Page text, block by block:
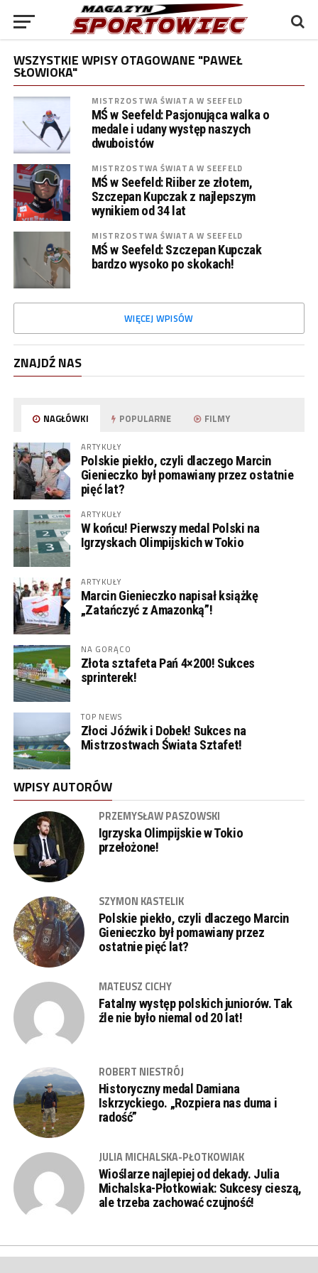
WSZYSTKIE WPISY OTAGOWANE "PAWEŁ
SŁOWIOKA"
MISTRZOSTWA ŚWIATA W SEEFELD
MŚ w Seefeld: Pasjonująca walka o
medale i udany występ naszych
dwuboistów
MISTRZOSTWA ŚWIATA W SEEFELD
MŚ w Seefeld: Riiber ze złotem,
Szczepan Kupczak z najlepszym
wynikiem od 34 lat
MISTRZOSTWA ŚWIATA W SEEFELD
MŚ w Seefeld: Szczepan Kupczak
bardzo wysoko po skokach!
WIĘCEJ WPISÓW
ZNAJDŹ NAS
NAGŁÓWKI POPULARNE FILMY
ARTYKUŁY
Polskie piekło, czyli dlaczego Marcin
Gienieczko był pomawiany przez ostatnie
pięć lat?
ARTYKUŁY
W końcu! Pierwszy medal Polski na
Igrzyskach Olimpijskich w Tokio
ARTYKUŁY
Marcin Gienieczko napisał książkę
„Zatańczyć z Amazonką”!
NA GORĄCO
Złota sztafeta Pań 4×200! Sukces
sprinterek!
TOP NEWS
Złoci Jóźwik i Dobek! Sukces na
Mistrzostwach Świata Sztafet!
WPISY AUTORÓW
PRZEMYSŁAW PASZOWSKI
Igrzyska Olimpijskie w Tokio
przełożone!
SZYMON KASTELIK
Polskie piekło, czyli dlaczego Marcin
Gienieczko był pomawiany przez
ostatnie pięć lat?
MATEUSZ CICHY
Fatalny występ polskich juniorów. Tak
źle nie było niemal od 20 lat!
ROBERT NIESTRÓJ
Historyczny medal Damiana
Iskrzyckiego. „Rozpiera nas duma i
radość”
JULIA MICHALSKA-PŁOTKOWIAK
Wioślarze najlepiej od dekady. Julia
Michalska-Płotkowiak: Sukcesy cieszą,
ale trzeba zachować czujność!